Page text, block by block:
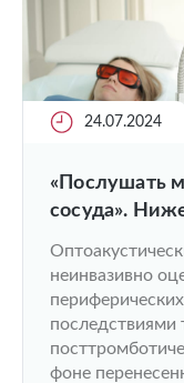
24.07.2024
«Послушать
сосуда».
неинвазивно
последствиями
фоне